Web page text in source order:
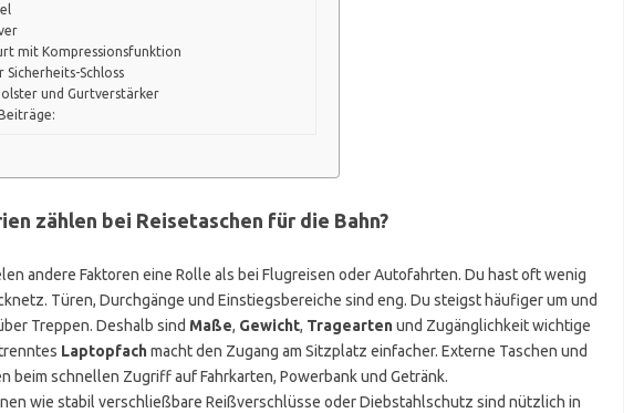
mit Kompressionsfunktion
Sicherheits-Schloss
und Gurtverstärker
zählen bei Reisetaschen für die Bahn?
andere Faktoren eine Rolle als bei Flugreisen oder Autofahrten. Du hast oft wenig
Türen, Durchgänge und Einstiegsbereiche sind eng. Du steigst häufiger um und
Treppen. Deshalb sind Maße, Gewicht, Trageartenund Zugänglichkeit wichtige
Laptopfachmacht den Zugang am Sitzplatz einfacher. Externe Taschen und
beim schnellen Zugriff auf Fahrkarten, Powerbank und Getränk.
wie stabil verschließbare Reißverschlüsse oder Diebstahlschutz sind nützlich in